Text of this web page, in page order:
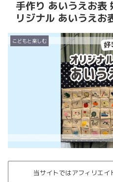
手作り あいうえお表
リジナル あいうえお
こどもと楽しむ
当サイトではアフィリエイ